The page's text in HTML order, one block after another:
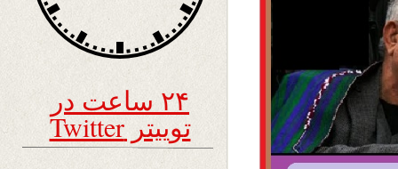
۲۴ ساعت در
توییتر Twitter